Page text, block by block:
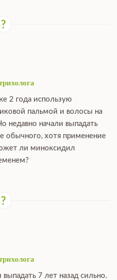
2 года использую
пальмой и волосы на
недавно начали выпадать
обычного, хотя применение
ли миноксидил
7 лет назад сильно.